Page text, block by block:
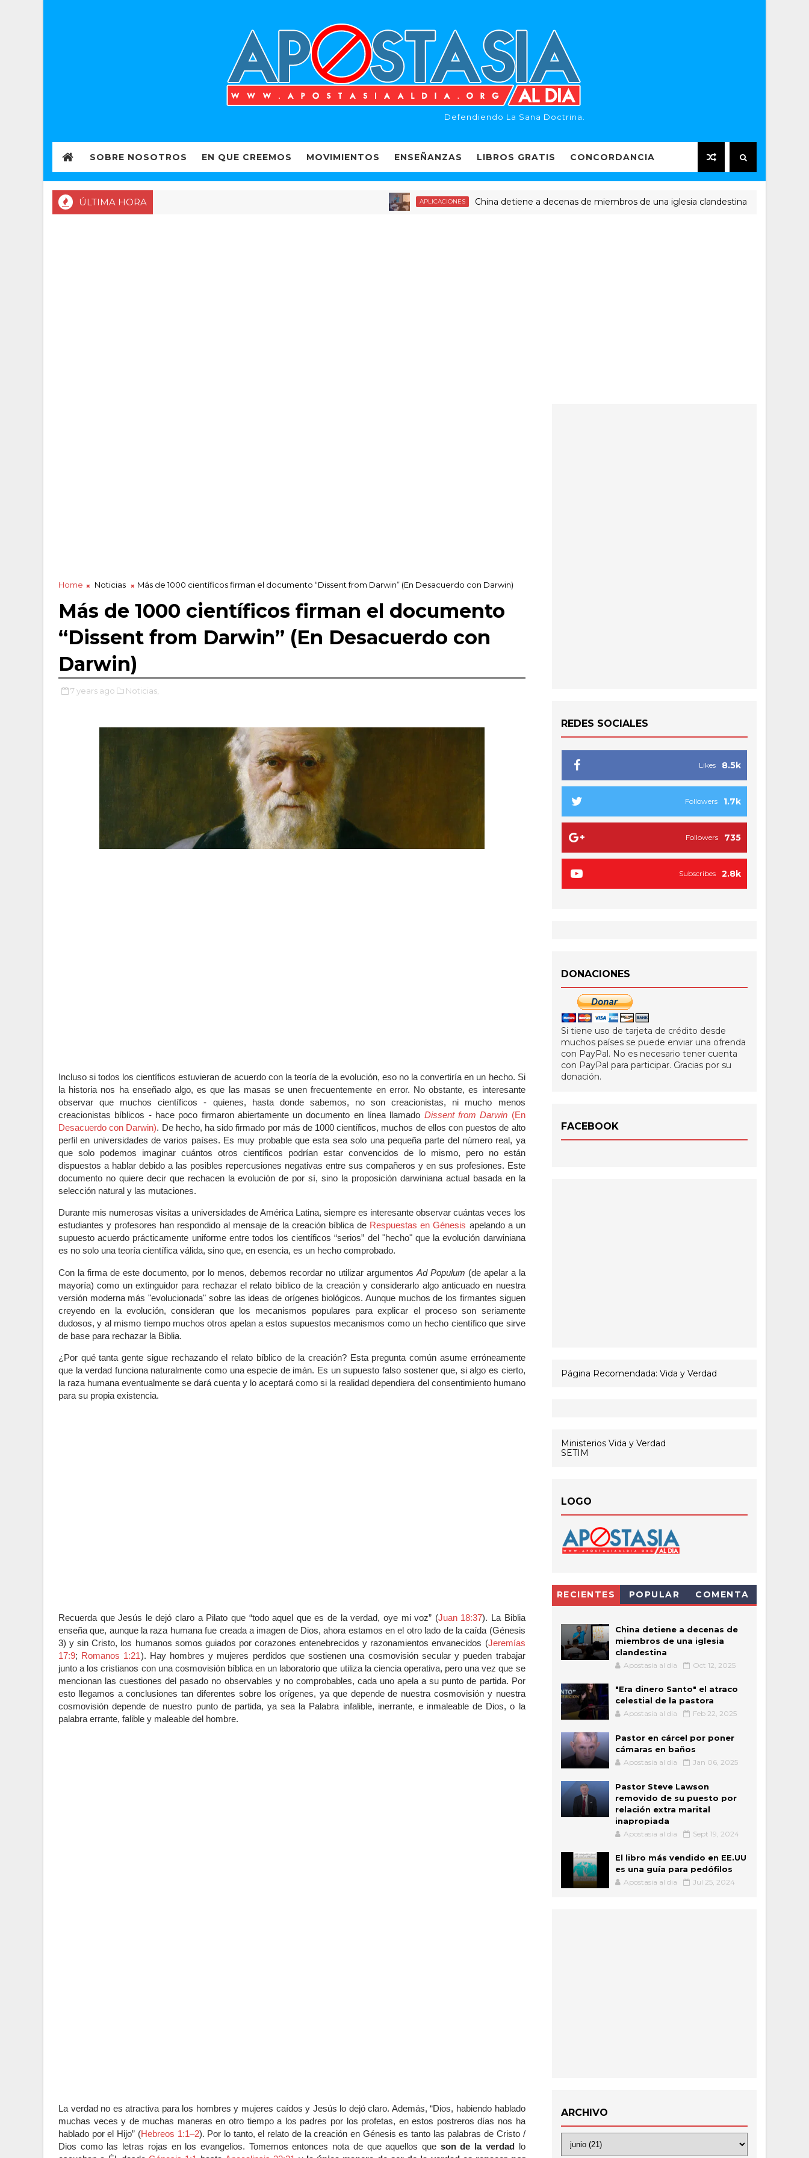
Defendiendo La Sana Doctrina.
SOBRE NOSOTROS EN QUE CREEMOS MOVIMIENTOS ENSEÑANZAS LIBROS GRATIS CONCORDANCIA
ÚLTIMA HORA APLICACIONES China detiene a decenas de miembros de una iglesia clandestina
Home Noticias Más de 1000 científicos firman el documento “Dissent from Darwin” (En Desacuerdo con Darwin)
Más de 1000 científicos firman el documento
“Dissent from Darwin” (En Desacuerdo con
Darwin)
7 years ago Noticias,
Incluso si todos los científicos estuvieran de acuerdo con la teoría de la evolución, eso no la convertiría en un hecho. Si
la historia nos ha enseñado algo, es que las masas se unen frecuentemente en error. No obstante, es interesante
observar que muchos científicos - quienes, hasta donde sabemos, no son creacionistas, ni mucho menos
creacionistas bíblicos - hace poco firmaron abiertamente un documento en línea llamado Dissent from Darwin (En
Desacuerdo con Darwin). De hecho, ha sido firmado por más de 1000 científicos, muchos de ellos con puestos de alto
perfil en universidades de varios países. Es muy probable que esta sea solo una pequeña parte del número real, ya
que solo podemos imaginar cuántos otros científicos podrían estar convencidos de lo mismo, pero no están
dispuestos a hablar debido a las posibles repercusiones negativas entre sus compañeros y en sus profesiones. Este
documento no quiere decir que rechacen la evolución de por sí, sino la proposición darwiniana actual basada en la
selección natural y las mutaciones.
Durante mis numerosas visitas a universidades de América Latina, siempre es interesante observar cuántas veces los
estudiantes y profesores han respondido al mensaje de la creación bíblica de Respuestas en Génesis apelando a un
supuesto acuerdo prácticamente uniforme entre todos los científicos “serios” del "hecho" que la evolución darwiniana
es no solo una teoría científica válida, sino que, en esencia, es un hecho comprobado.
Con la firma de este documento, por lo menos, debemos recordar no utilizar argumentos Ad Populum (de apelar a la
mayoría) como un extinguidor para rechazar el relato bíblico de la creación y considerarlo algo anticuado en nuestra
versión moderna más "evolucionada" sobre las ideas de orígenes biológicos. Aunque muchos de los firmantes siguen
creyendo en la evolución, consideran que los mecanismos populares para explicar el proceso son seriamente
dudosos, y al mismo tiempo muchos otros apelan a estos supuestos mecanismos como un hecho científico que sirve
de base para rechazar la Biblia.
¿Por qué tanta gente sigue rechazando el relato bíblico de la creación? Esta pregunta común asume erróneamente
que la verdad funciona naturalmente como una especie de imán. Es un supuesto falso sostener que, si algo es cierto,
la raza humana eventualmente se dará cuenta y lo aceptará como si la realidad dependiera del consentimiento humano
para su propia existencia.
Recuerda que Jesús le dejó claro a Pilato que “todo aquel que es de la verdad, oye mi voz” (Juan 18:37). La Biblia
enseña que, aunque la raza humana fue creada a imagen de Dios, ahora estamos en el otro lado de la caída (Génesis
3) y sin Cristo, los humanos somos guiados por corazones entenebrecidos y razonamientos envanecidos (Jeremías
17:9; Romanos 1:21). Hay hombres y mujeres perdidos que sostienen una cosmovisión secular y pueden trabajar
junto a los cristianos con una cosmovisión bíblica en un laboratorio que utiliza la ciencia operativa, pero una vez que se
mencionan las cuestiones del pasado no observables y no comprobables, cada uno apela a su punto de partida. Por
esto llegamos a conclusiones tan diferentes sobre los orígenes, ya que depende de nuestra cosmovisión y nuestra
cosmovisión depende de nuestro punto de partida, ya sea la Palabra infalible, inerrante, e inmaleable de Dios, o la
palabra errante, falible y maleable del hombre.
La verdad no es atractiva para los hombres y mujeres caídos y Jesús lo dejó claro. Además, “Dios, habiendo hablado
muchas veces y de muchas maneras en otro tiempo a los padres por los profetas, en estos postreros días nos ha
hablado por el Hijo” (Hebreos 1:1–2). Por lo tanto, el relato de la creación en Génesis es tanto las palabras de Cristo /
Dios como las letras rojas en los evangelios. Tomemos entonces nota de que aquellos que son de la verdadlo
REDES SOCIALES
8.5k
Likes
1.7k
Followers
735
Followers
2.8k
Subscribes
DONACIONES
Si tiene uso de tarjeta de crédito desde
muchos países se puede enviar una ofrenda
con PayPal. No es necesario tener cuenta
con PayPal para participar. Gracias por su
donación.
FACEBOOK
Página Recomendada: Vida y Verdad
Ministerios Vida y Verdad
SETIM
LOGO
RECIENTES POPULAR COMENTA
China detiene a decenas de
miembros de una iglesia
clandestina
Apostasia al dia Oct 12, 2025
"Era dinero Santo" el atraco
celestial de la pastora
Apostasia al dia Feb 22, 2025
Pastor en cárcel por poner
cámaras en baños
Apostasia al dia Jan 06, 2025
Pastor Steve Lawson
removido de su puesto por
relación extra marital
inapropiada
Apostasia al dia Sept 19, 2024
El libro más vendido en EE.UU
es una guía para pedófilos
Apostasia al dia Jul 25, 2024
ARCHIVO